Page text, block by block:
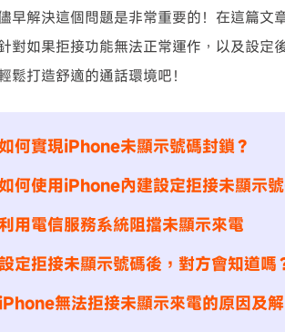
早解決這個問題是非常重要的！在這篇文
對如果拒接功能無法正常運作，以及設
鬆打造舒適的通話環境吧！
何實現iPhone未顯示號碼封鎖？
何使用iPhone內建設定拒接未顯示號
用電信服務系統阻擋未顯示來電
定拒接未顯示號碼後，對方會知道嗎
無法拒接未顯示來電的原因及